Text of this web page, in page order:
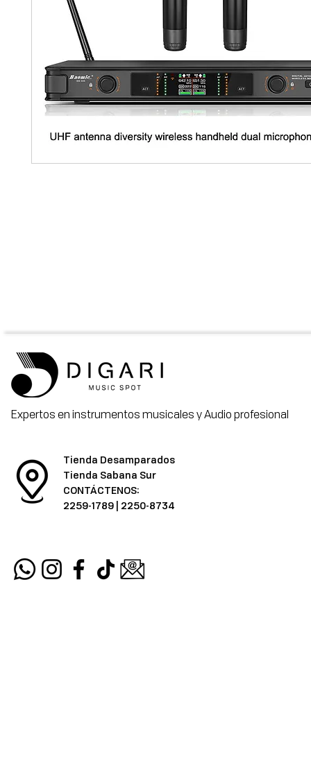
Expertos en instrumentos musicales y Audio profesional
Tienda Desamparados
Tienda Sabana Sur
CONTÁCTENOS:
2259-1789 | 2250-8734